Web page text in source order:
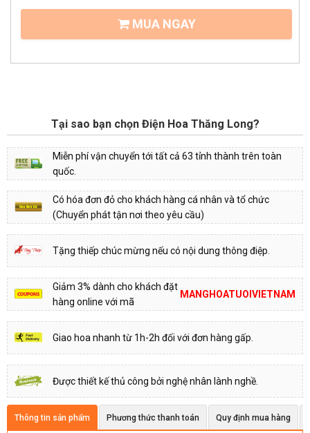
MUA NGAY
Tại sao bạn chọn Điện Hoa Thăng Long?
Miễn phí vận chuyển tới tất cả 63 tỉnh thành trên toàn
quốc.
Có hóa đơn đỏ cho khách hàng cá nhân và tổ chức
(Chuyển phát tận nơi theo yêu cầu)
Tặng thiếp chúc mừng nếu có nội dung thông điệp.
Giảm 3% dành cho khách đặt
hàng online với mã
MANGHOATUOIVIETNAM
Giao hoa nhanh từ 1h-2h đối với đơn hàng gấp.
Được thiết kế thủ công bởi nghệ nhân lành nghề.
Thông tin sản phẩm Phương thức thanh toán Quy định mua hàng